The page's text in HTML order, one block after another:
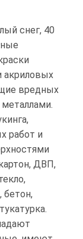
снег, 40
акриловых
вредных
работ и
ДВП,
бетон,